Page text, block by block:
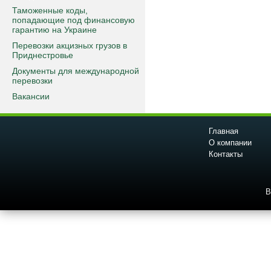
Таможенные коды,
попадающие под финансовую
гарантию на Украине
Перевозки акцизных грузов в
Приднестровье
Документы для международной
перевозки
Вакансии
Главная
О компании
Контакты